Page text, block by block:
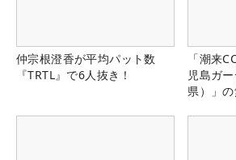
仲宗根澄香が平均パット数
『TRTL』で6人抜き！
「潮来
児島ガ
県）」